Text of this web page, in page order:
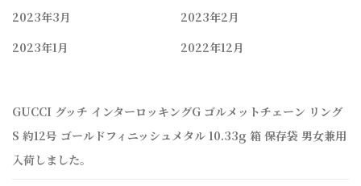
2023年3月
2023年2月
2023年1月
2022年12月
GUCCI グッチ インターロッキングG ゴルメットチェーン リング
S 約12号 ゴールドフィニッシュメタル 10.33g 箱 保存袋 男女兼用
入荷しました。